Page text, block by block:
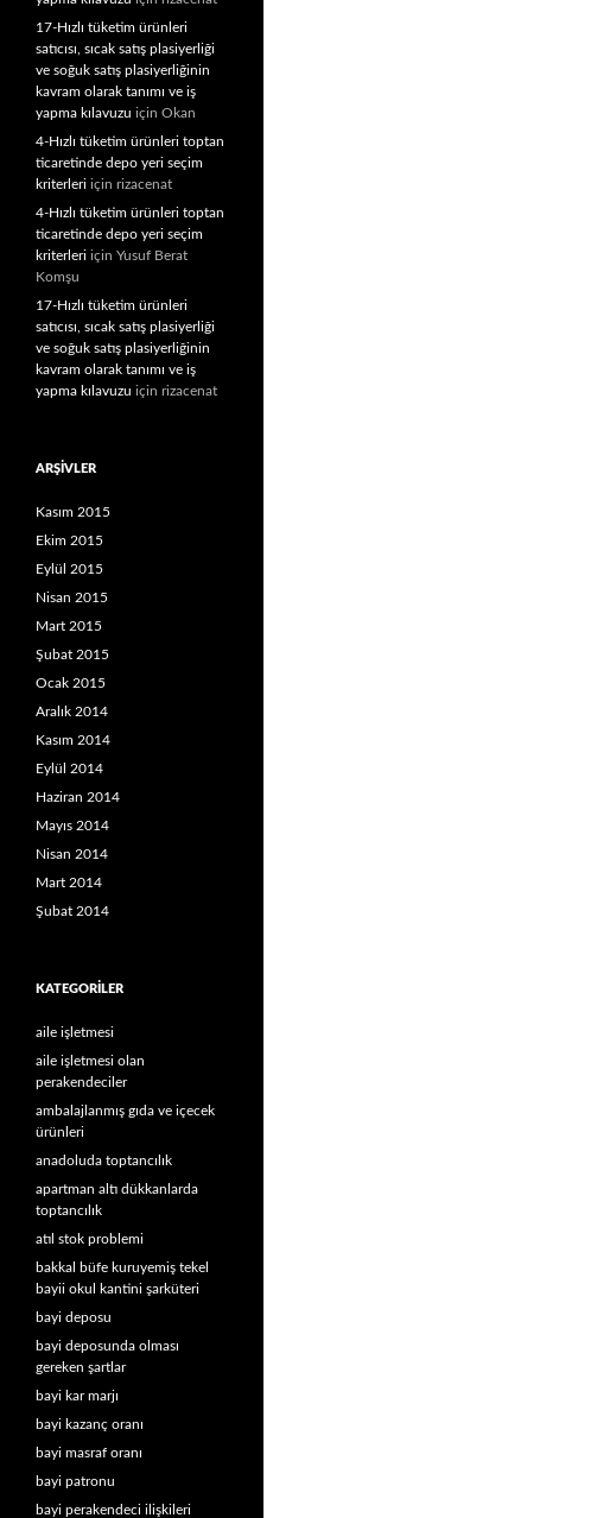
17-Hızlı tüketim ürünleri
satıcısı, sıcak satış plasiyerliği
ve soğuk satış plasiyerliğinin
kavram olarak tanımı ve iş
yapma kılavuzu için Okan
4-Hızlı tüketim ürünleri toptan
ticaretinde depo yeri seçim
kriterleri için rizacenat
4-Hızlı tüketim ürünleri toptan
ticaretinde depo yeri seçim
kriterleri için Yusuf Berat
Komşu
17-Hızlı tüketim ürünleri
satıcısı, sıcak satış plasiyerliği
ve soğuk satış plasiyerliğinin
kavram olarak tanımı ve iş
yapma kılavuzu için rizacenat
ARŞIVLER
Kasım 2015
Ekim 2015
Eylül 2015
Nisan 2015
Mart 2015
Şubat 2015
Ocak 2015
Aralık 2014
Kasım 2014
Eylül 2014
Haziran 2014
Mayıs 2014
Nisan 2014
Mart 2014
Şubat 2014
KATEGORILER
aile işletmesi
aile işletmesi olan
perakendeciler
ambalajlanmış gıda ve içecek
ürünleri
anadoluda toptancılık
apartman altı dükkanlarda
toptancılık
atıl stok problemi
bakkal büfe kuruyemiş tekel
bayii okul kantini şarküteri
bayi deposu
bayi deposunda olması
gereken şartlar
bayi kar marjı
bayi kazanç oranı
bayi masraf oranı
bayi patronu
bayi perakendeci ilişkileri